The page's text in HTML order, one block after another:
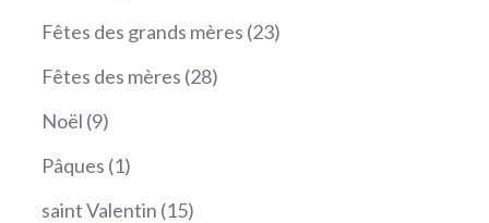
produits
Fêtes des grands mères 2323
Fêtes des mères 2828
Noël 99
produits
Pâques 11
produit
saint Valentin 1515